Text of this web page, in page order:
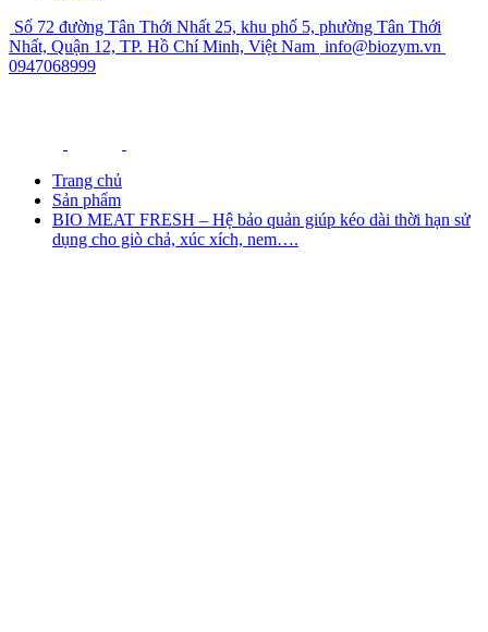
Số 72 đường Tân Thới Nhất 25, khu phố 5, phường Tân Thới
Nhất, Quận 12, TP. Hồ Chí Minh, Việt Nam info@biozym.vn
0947068999
Trang chủ
Sản phẩm
BIO MEAT FRESH – Hệ bảo quản giúp kéo dài thời hạn sử
dụng cho giò chả, xúc xích, nem….